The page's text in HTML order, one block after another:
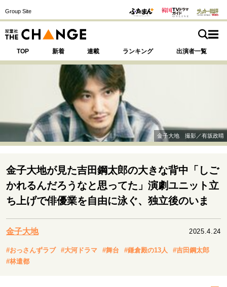
Group Site
TOP 新着 連載 ランキング 出演者一覧
注目の記事テーマで探す
運命を変えた出会い 決断の裏側
挫折からの再起
未知への挑戦
プロフェッショナルの矜持
表現者の葛藤
人生が動いた日 10代の挫折と原点
キャリア・働き方
セカンドキャリアの描き方
独立という決断
大人の学び直し
金子大地 撮影／有坂政晴
金子大地が見た吉田鋼太郎の大きな背中「しご
かれるんだろうなと思ってた」演劇ユニット立
ち上げで俳優業を自由に泳ぐ、独立後のいま
金子大地 2025.4.24
#おっさんずラブ #大河ドラマ #舞台 #鎌倉殿の13人
#吉田鋼太郎
#林遣都